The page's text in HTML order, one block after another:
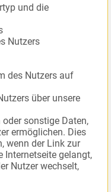
und die
Nutzers
des Nutzers auf
über unsere
sonstige Daten,
ermöglichen. Dies
wenn der Link zur
Internetseite gelangt,
Nutzer wechselt,